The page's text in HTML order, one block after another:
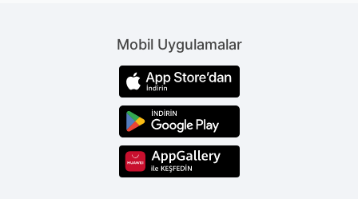
Mobil Uygulamalar